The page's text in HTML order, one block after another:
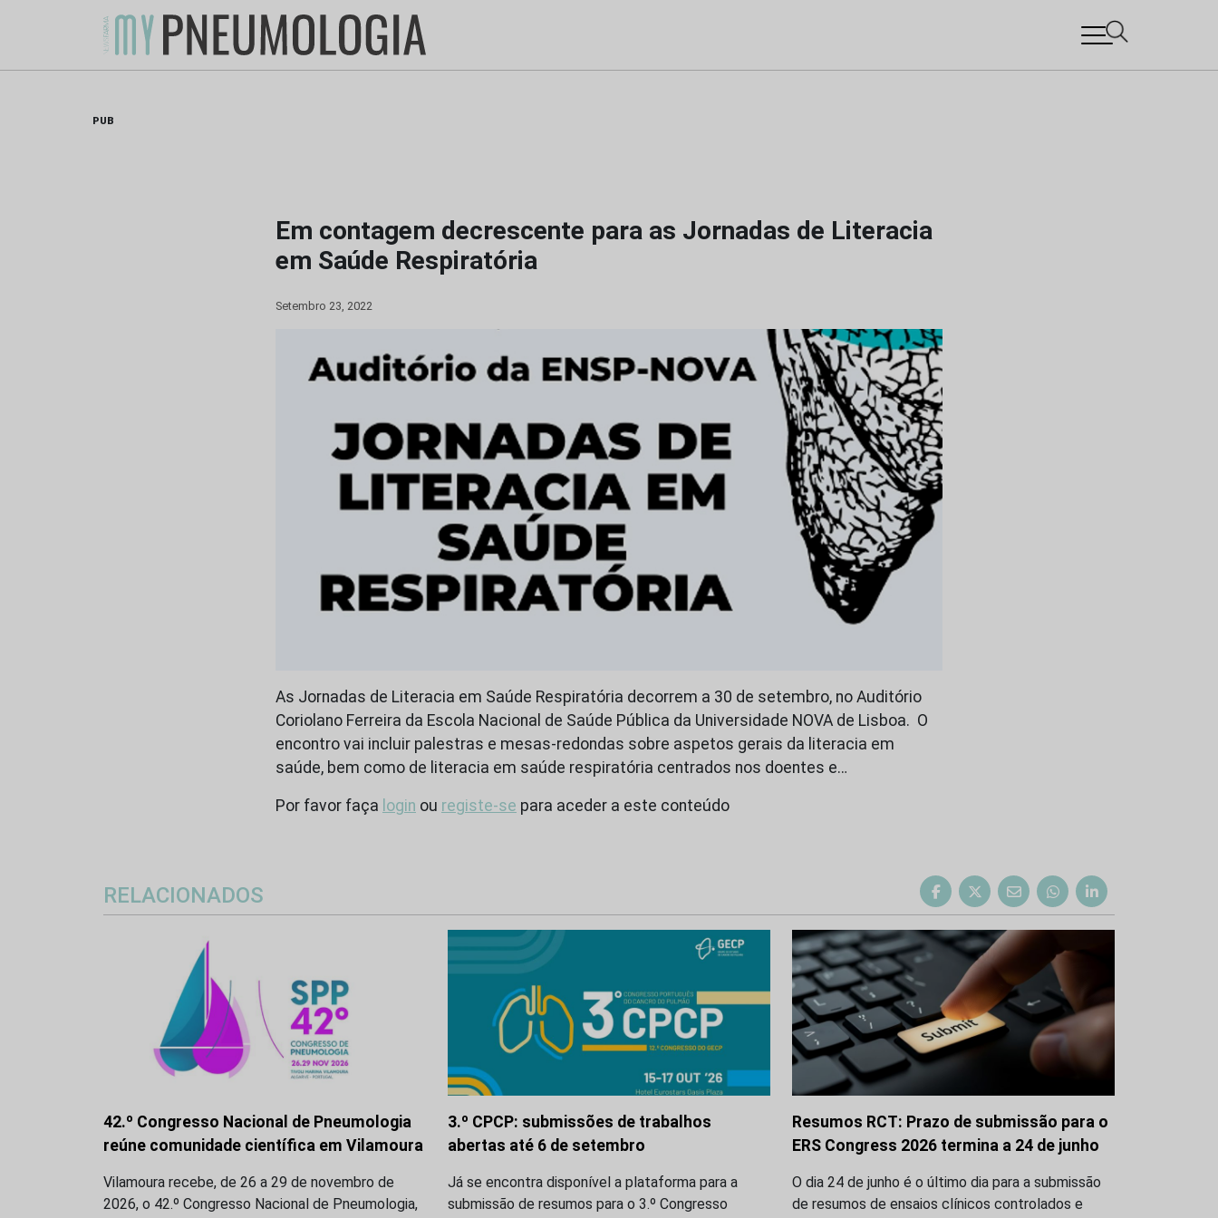
PUB
Em contagem decrescente para as Jornadas de Literacia
em Saúde Respiratória
Setembro 23, 2022
As Jornadas de Literacia em Saúde Respiratória decorrem a 30 de setembro, no Auditório
Coriolano Ferreira da Escola Nacional de Saúde Pública da Universidade NOVA de Lisboa. O
encontro vai incluir palestras e mesas-redondas sobre aspetos gerais da literacia em
saúde, bem como de literacia em saúde respiratória centrados nos doentes e…
Por favor faça login ou registe-se para aceder a este conteúdo
RELACIONADOS
42.º Congresso Nacional de Pneumologia
reúne comunidade científica em Vilamoura
Vilamoura recebe, de 26 a 29 de novembro de
2026, o 42.º Congresso Nacional de Pneumologia,
3.º CPCP: submissões de trabalhos
abertas até 6 de setembro
Já se encontra disponível a plataforma para a
submissão de resumos para o 3.º Congresso
Resumos RCT: Prazo de submissão para o
ERS Congress 2026 termina a 24 de junho
O dia 24 de junho é o último dia para a submissão
de resumos de ensaios clínicos controlados e